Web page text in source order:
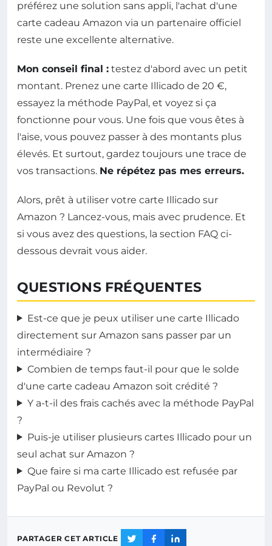
préférez une solution sans appli, l'achat d'une
carte cadeau Amazon via un partenaire officiel
reste une excellente alternative.
Mon conseil final : testez d'abord avec un petit
montant. Prenez une carte Illicado de 20 €,
essayez la méthode PayPal, et voyez si ça
fonctionne pour vous. Une fois que vous êtes à
l'aise, vous pouvez passer à des montants plus
élevés. Et surtout, gardez toujours une trace de
vos transactions. Ne répétez pas mes erreurs.
Alors, prêt à utiliser votre carte Illicado sur
Amazon ? Lancez-vous, mais avec prudence. Et
si vous avez des questions, la section FAQ ci-
dessous devrait vous aider.
QUESTIONS FRÉQUENTES
Est-ce que je peux utiliser une carte Illicado
directement sur Amazon sans passer par un
intermédiaire ?
Combien de temps faut-il pour que le solde
d'une carte cadeau Amazon soit crédité ?
Y a-t-il des frais cachés avec la méthode PayPal
?
Puis-je utiliser plusieurs cartes Illicado pour un
seul achat sur Amazon ?
Que faire si ma carte Illicado est refusée par
PayPal ou Revolut ?
PARTAGER CET ARTICLE